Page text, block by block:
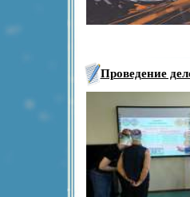
Проведение